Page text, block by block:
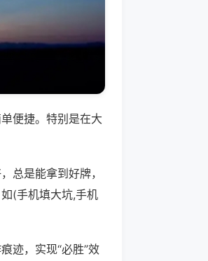
便捷。特别是在大
总是能拿到好牌，
(手机填大坑,手机
迹，实现“必胜”效